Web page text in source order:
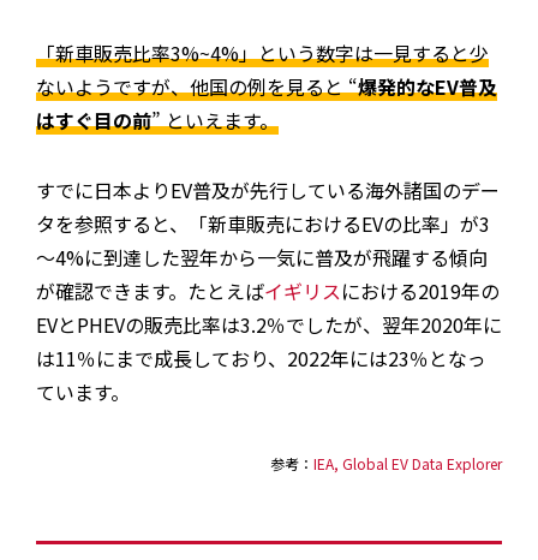
「新車販売比率3%~4%」という数字は一見すると少
ないようですが、他国の例を見ると “爆発的なEV普及
はすぐ目の前” といえます。
すでに日本よりEV普及が先行している海外諸国のデー
タを参照すると、「新車販売におけるEVの比率」が3
～4%に到達した翌年から一気に普及が飛躍する傾向
が確認できます。たとえばイギリスにおける2019年の
EVとPHEVの販売比率は3.2％でしたが、翌年2020年に
は11％にまで成長しており、2022年には23％となっ
ています。
参考：IEA, Global EV Data Explorer